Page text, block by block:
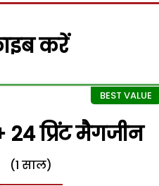
करें
24 प्रिंट मैगजीन
(1 साल)